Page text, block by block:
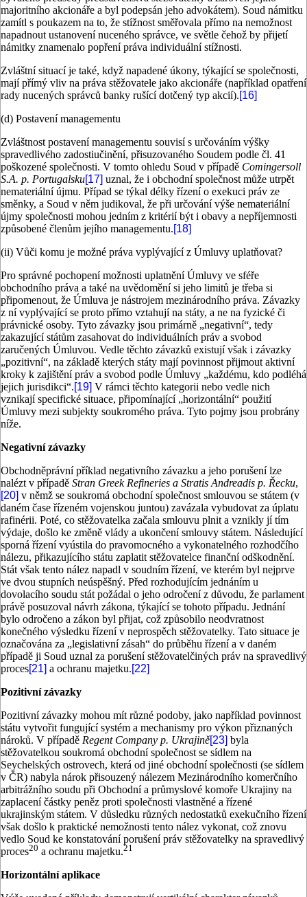
majoritního akcionáře a byl podepsán jeho advokátem). Soud námitku
zamítl s poukazem na to, že stížnost směřovala přímo na nemožnost
napadnout ustanovení nuceného správce, ve světle čehož by přijetí
námitky znamenalo popření práva individuální stížnosti.
Zvláštní situací je také, když napadené úkony, týkající se společnosti,
mají přímý vliv na práva stěžovatele jako akcionáře (například opatření
rady nucených správců banky rušící dotčený typ akcií).[16]
(d) Postavení managementu
Zvláštnost postavení managementu souvisí s určováním výšky
spravedlivého zadostiučinění, přisuzovaného Soudem podle čl. 41
poškozené společnosti. V tomto ohledu Soud v případě Comingersoll
S.A. p. Portugalsku[17] uznal, že i obchodní společnost může utrpět
nemateriální újmu. Případ se týkal délky řízení o exekuci práv ze
směnky, a Soud v něm judikoval, že při určování výše nemateriální
újmy společnosti mohou jedním z kritérií být i obavy a nepříjemnosti
způsobené členům jejího managementu.[18]
(ii) Vůči komu je možné práva vyplývající z Úmluvy uplatňovat?
Pro správné pochopení možnosti uplatnění Úmluvy ve sféře
obchodního práva a také na uvědomění si jeho limitů je třeba si
připomenout, že Úmluva je nástrojem mezinárodního práva. Závazky
z ní vyplývající se proto přímo vztahují na státy, a ne na fyzické či
právnické osoby. Tyto závazky jsou primárně „negativní“, tedy
zakazující státům zasahovat do individuálních práv a svobod
zaručených Úmluvou. Vedle těchto závazků existují však i závazky
„pozitivní“, na základě kterých státy mají povinnost přijmout aktivní
kroky k zajištění práv a svobod podle Úmluvy „každému, kdo podléhá
jejich jurisdikci“.[19] V rámci těchto kategorii nebo vedle nich
vznikají specifické situace, připomínající „horizontální“ použití
Úmluvy mezi subjekty soukromého práva. Tyto pojmy jsou probrány
níže.
Negativní závazky
Obchodněprávní příklad negativního závazku a jeho porušení lze
nalézt v případě Stran Greek Refineries a Stratis Andreadis p. Řecku,
[20] v němž se soukromá obchodní společnost smlouvou se státem (v
daném čase řízeném vojenskou juntou) zavázala vybudovat za úplatu
rafinérii. Poté, co stěžovatelka začala smlouvu plnit a vznikly jí tím
výdaje, došlo ke změně vlády a ukončení smlouvy státem. Následující
sporná řízení vyústila do pravomocného a vykonatelného rozhodčího
nálezu, přikazujícího státu zaplatit stěžovatelce finanční odškodnění.
Stát však tento nález napadl v soudním řízení, ve kterém byl nejprve
ve dvou stupních neúspěšný. Před rozhodujícím jednáním u
dovolacího soudu stát požádal o jeho odročení z důvodu, že parlament
právě posuzoval návrh zákona, týkající se tohoto případu. Jednání
bylo odročeno a zákon byl přijat, což způsobilo neodvratnost
konečného výsledku řízení v neprospěch stěžovatelky. Tato situace je
označována za „legislativní zásah“ do průběhu řízení a v daném
případě ji Soud uznal za porušení stěžovatelčiných práv na spravedlivý
proces[21] a ochranu majetku.[22]
Pozitivní závazky
Pozitivní závazky mohou mít různé podoby, jako například povinnost
státu vytvořit fungující systém a mechanismy pro výkon přiznaných
nároků. V případě Regent Company p. Ukrajině[23] byla
stěžovatelkou soukromá obchodní společnost se sídlem na
Seychelských ostrovech, která od jiné obchodní společnosti (se sídlem
v ČR) nabyla nárok přisouzený nálezem Mezinárodního komerčního
arbitrážního soudu při Obchodní a průmyslové komoře Ukrajiny na
zaplacení částky peněz proti společnosti vlastněné a řízené
ukrajinským státem. V důsledku různých nedostatků exekučního řízení
však došlo k praktické nemožnosti tento nález vykonat, což znovu
vedlo Soud ke konstatování porušení práv stěžovatelky na spravedlivý
proces20 a ochranu majetku.21
Horizontální aplikace